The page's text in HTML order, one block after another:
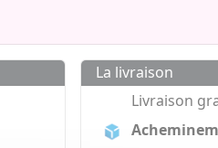
La livraison
Livraison